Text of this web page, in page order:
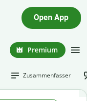
Open App
Premium
Zusammenfasser